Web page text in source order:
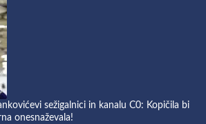
sežigalnici in kanalu C0: Kopičila bi
onesnaževala!